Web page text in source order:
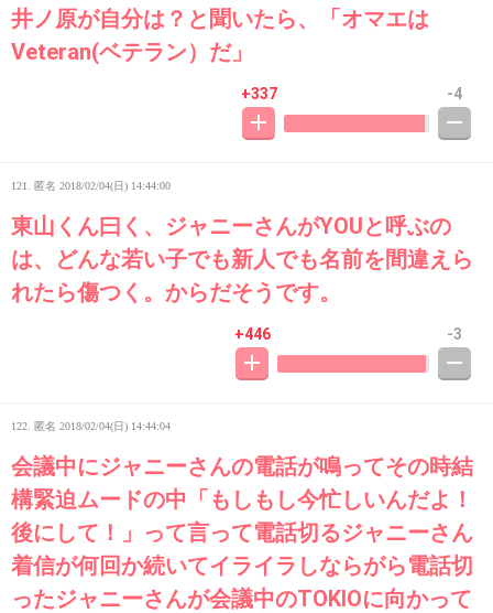
井ノ原が自分は？と聞いたら、「オマエは
Veteran(ベテラン）だ」
+337 -4
121. 匿名 2018/02/04(日) 14:44:00
東山くん曰く、ジャニーさんがYOUと呼ぶの
は、どんな若い子でも新人でも名前を間違えら
れたら傷つく。からだそうです。
+446 -3
122. 匿名 2018/02/04(日) 14:44:04
会議中にジャニーさんの電話が鳴ってその時結
構緊迫ムードの中「もしもし今忙しいんだよ！
後にして！」って言って電話切るジャニーさん
着信が何回か続いてイライラしならがら電話切
ったジャニーさんが会議中のTOKIOに向かって